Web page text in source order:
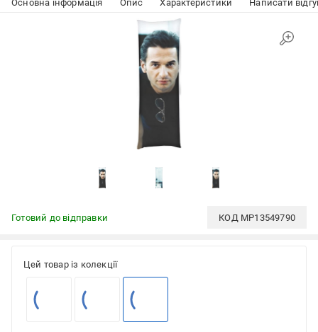
Основна інформація Опис Характеристики Написати
Готовий до відправки КОД MP13549790
Цей товар із колекції